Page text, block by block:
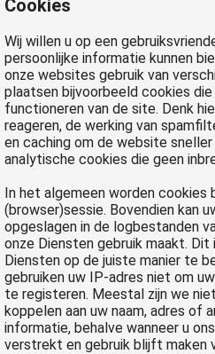
Cookies
Wij willen u op een
persoonlijke informatie kunnen
onze websites gebruik van
plaatsen bijvoorbeeld cookies
functioneren van de site. Denk
reageren, de werking van
en caching om de website
analytische cookies die geen
In het algemeen worden cookies
(browser)sessie. Bovendien kan
opgeslagen in de logbestanden
onze Diensten gebruik maakt. Dit
Diensten op de juiste manier te
gebruiken uw IP-adres niet om
te registeren. Meestal zijn we
koppelen aan uw naam, adres of
informatie, behalve wanneer u
verstrekt en gebruik blijft maken